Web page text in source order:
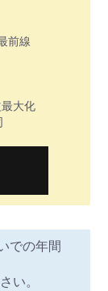
前線
大化
での年間
い。